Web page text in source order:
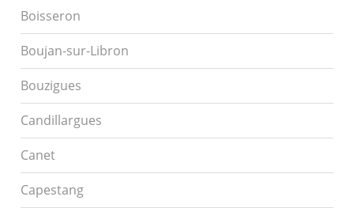
Boisseron
Boujan-sur-Libron
Bouzigues
Candillargues
Canet
Capestang